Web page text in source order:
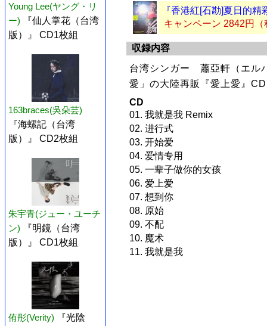
Young Lee(ヤング・リ
ー)
『仙人掌花（台湾
版）』 CD1枚組
163braces(吳朵芸)
『海螺記（台湾
版）』 CD2枚組
朱宇青(ジュー・ユーチ
ン)
『明鏡（台湾
版）』 CD1枚組
侑彤(Verity)
『光陰
『香港紅[石勘]夏日的
キャンペーン 2842円（
収録内容
台湾シンガー 蕭亞軒（エル
愛」の大陸再販『愛上愛』
CD
01. 我就是我 Remix
02. 进行式
03. 开始爱
04. 爱情专用
05. 一辈子做你的女孩
06. 爱上爱
07. 想到你
08. 原始
09. 不配
10. 魔术
11. 我就是我